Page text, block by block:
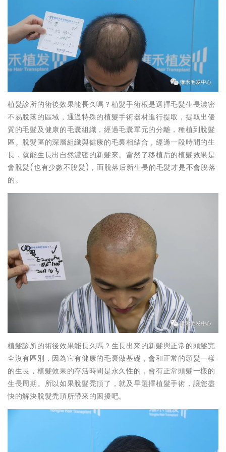
植髮診所的術後效果能長久嗎？植髮手術根是選擇毛髮生長濃密
不易脫落的區域，通過特殊的植髮手術器材進行提取，提取出優
質的毛髮及健康的毛囊組織，經過毛囊單元的分離，種植到脫髮
區。脫髮區的深層組織與健康的毛囊相結合，經過一段時間的生
長，就能生長出自然濃密的新髮來。當然了移植后的植髮效果是
會脫髮(也有少數不脫髮)，而脫落后新生長的毛髮才是不會脫落
的。
植髮診所的術後效果能長久嗎？生長出來的新髮與正常的頭髮完
全沒有區別，因為它有健康的毛囊做基礎，會和正常的頭髮一樣
的生長，植髮效果的存活時間是永久性的，會有正常頭髮一樣的
生長周期。所以如果脫髮禿頂了，就及早選擇植髮手術，讓您盡
快的解決脫髮禿頂所帶來的困擾吧。